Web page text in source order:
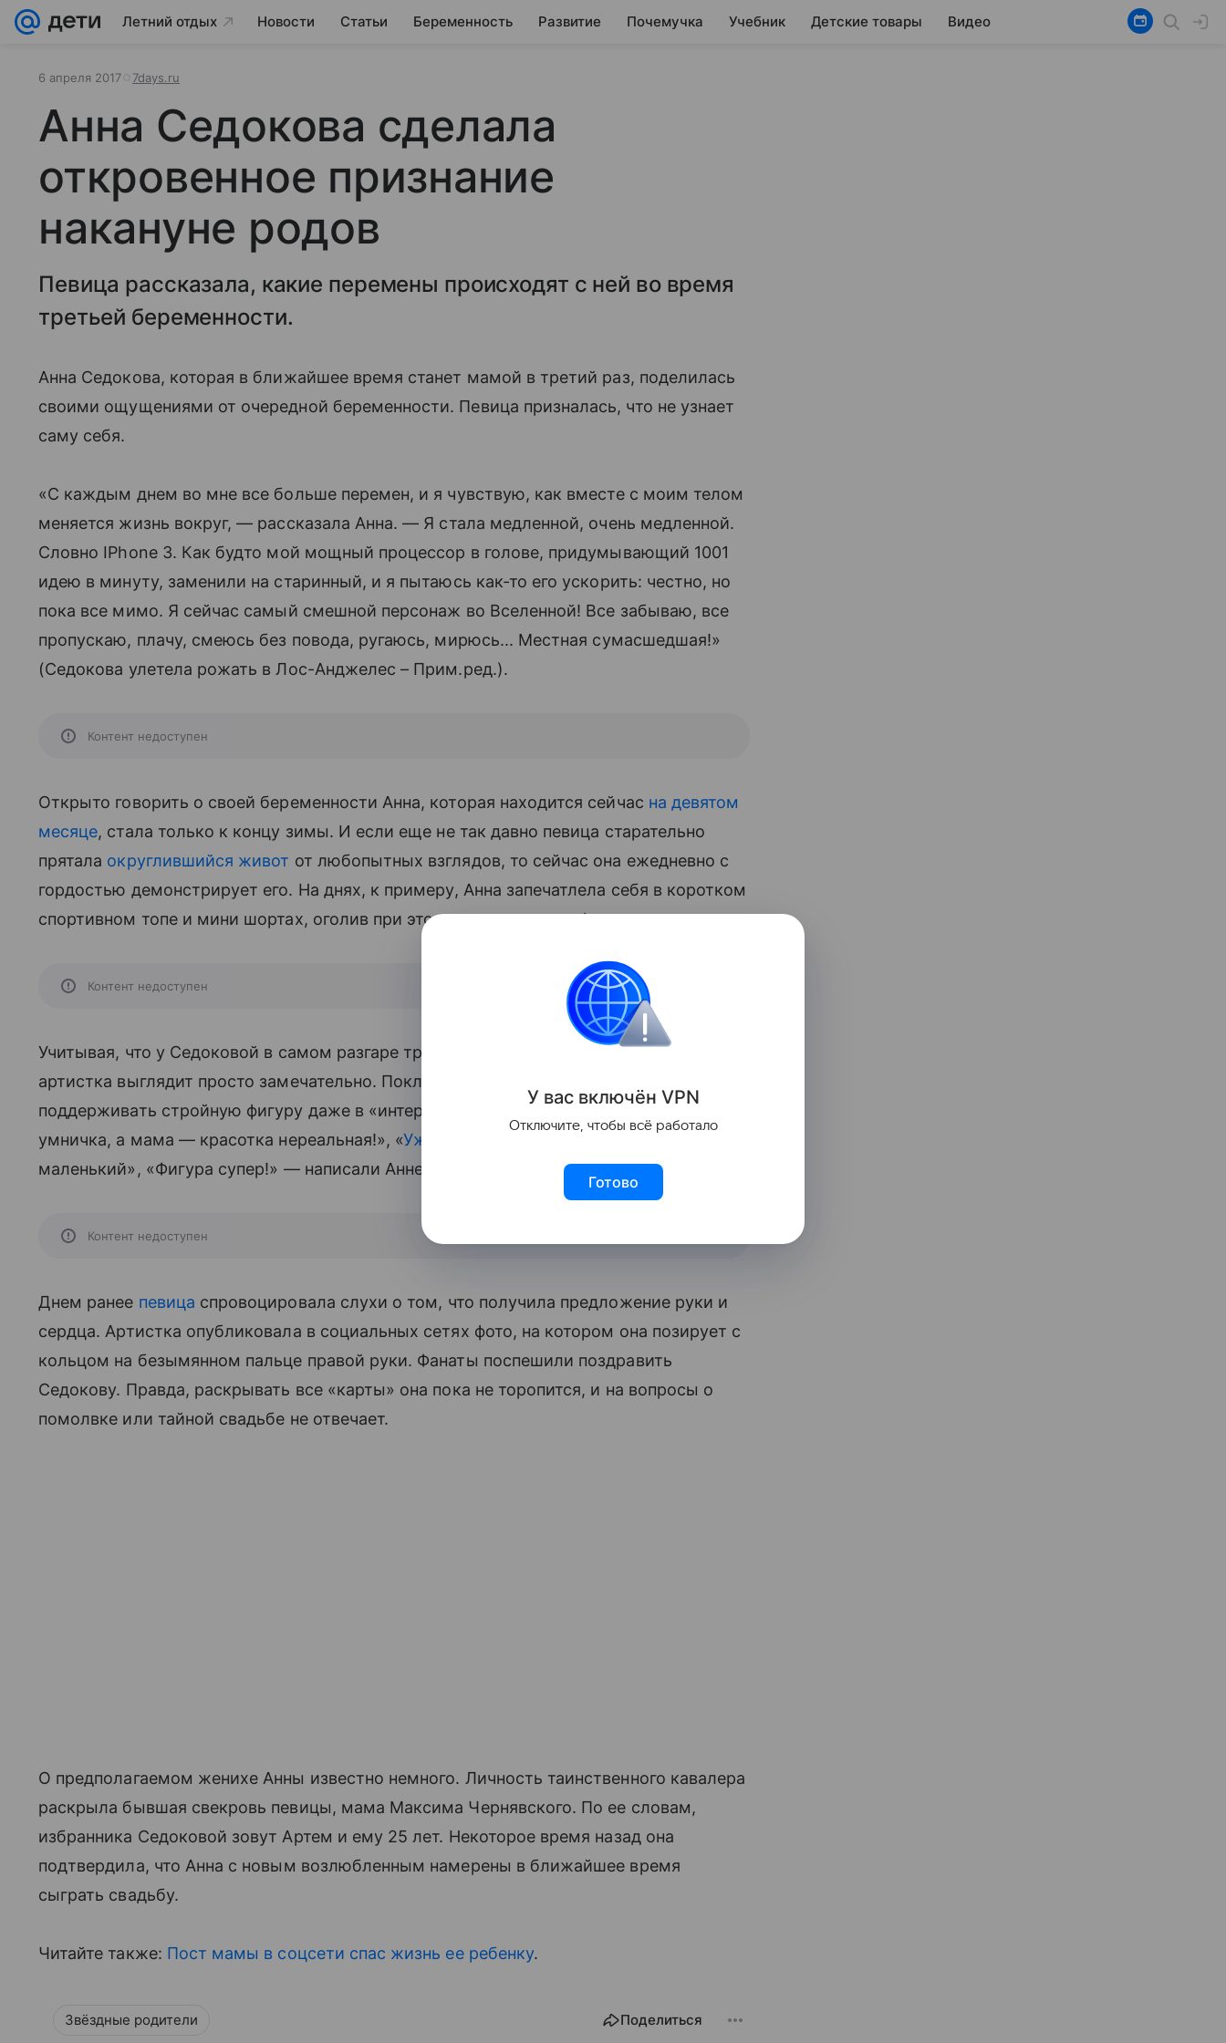
Летний отдых Новости Статьи Беременность Развитие Почемучка Учебник Детские товары Видео
6 апреля 2017 7days.ru
Анна Седокова сделала
откровенное признание
накануне родов
Певица рассказала, какие перемены происходят с ней во время
третьей беременности.
Анна Седокова, которая в ближайшее время станет мамой в третий раз, поделилась
своими ощущениями от очередной беременности. Певица призналась, что не узнает
саму себя.
«С каждым днем во мне все больше перемен, и я чувствую, как вместе с моим телом
меняется жизнь вокруг, — рассказала Анна. — Я стала медленной, очень медленной.
Словно IPhone 3. Как будто мой мощный процессор в голове, придумывающий 1001
идею в минуту, заменили на старинный, и я пытаюсь как-то его ускорить: честно, но
пока все мимо. Я сейчас самый смешной персонаж во Вселенной! Все забываю, все
пропускаю, плачу, смеюсь без повода, ругаюсь, мирюсь... Местная сумасшедшая!»
(Седокова улетела рожать в Лос-Анджелес – Прим.ред.).
Контент недоступен
Открыто говорить о своей беременности Анна, которая находится сейчас на девятом
месяце, стала только к концу зимы. И если еще не так давно певица старательно
прятала округлившийся живот от любопытных взглядов, то сейчас она ежедневно с
гордостью демонстрирует его. На днях, к примеру, Анна запечатлела себя в коротком
спортивном топе и мини шортах, оголив при этом изменившуюся фигуру.
Контент недоступен
Учитывая, что у Седоковой в самом разгаре третий триместр беременности,
артистка выглядит просто замечательно. Поклонники отметили, что Анне удается
поддерживать стройную фигуру даже в «интересном положении». «Моника —
умничка, а мама — красотка нереальная!», «Уже скоро рожать
маленький», «Фигура супер!» — написали Анне.
Контент недоступен
Днем ранее певица спровоцировала слухи о том, что получила предложение руки и
сердца. Артистка опубликовала в социальных сетях фото, на котором она позирует с
кольцом на безымянном пальце правой руки. Фанаты поспешили поздравить
Седокову. Правда, раскрывать все «карты» она пока не торопится, и на вопросы о
помолвке или тайной свадьбе не отвечает.
О предполагаемом женихе Анны известно немного. Личность таинственного кавалера
раскрыла бывшая свекровь певицы, мама Максима Чернявского. По ее словам,
избранника Седоковой зовут Артем и ему 25 лет. Некоторое время назад она
подтвердила, что Анна с новым возлюбленным намерены в ближайшее время
сыграть свадьбу.
Читайте также: Пост мамы в соцсети спас жизнь ее ребенку.
Звёздные родители Поделиться
У вас включён VPN
Отключите, чтобы всё работало
Готово